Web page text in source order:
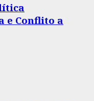
e Conflito a